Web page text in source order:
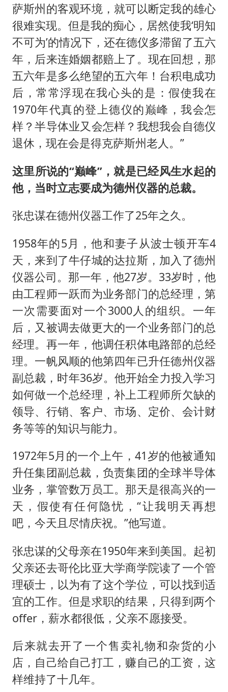
萨斯州的客观环境，就可以断定我的雄心
很难实现。但是我的痴心，居然使我‘明知
不可为’的情况下，还在德仪多滞留了五六
年，后来连婚姻都赔上了。现在回想，那
五六年是多么绝望的五六年！台积电成功
后，常常浮现在我心头的是：假使我在
1970年代真的登上德仪的巅峰，我会怎
样？半导体业又会怎样？我想我会自德仪
退休，现在会是得克萨斯州老人。”
这里所说的“巅峰”，就是已经风生水起的
他，当时立志要成为德州仪器的总裁。
张忠谋在德州仪器工作了25年之久。
1958年的5月，他和妻子从波士顿开车4
天，来到了牛仔城的达拉斯，加入了德州
仪器公司。那一年，他27岁。33岁时，他
由工程师一跃而为业务部门的总经理，第
一次需要面对一个3000人的组织。一年
后，又被调去做更大的一个业务部门的总
经理。再一年，他调任积体电路部的总经
理。一帆风顺的他第四年已升任德州仪器
副总裁，时年36岁。他开始全力投入学习
如何做一个总经理，补上工程师所欠缺的
领导、行销、客户、市场、定价、会计财
务等等的知识与能力。
1972年5月的一个上午，41岁的他被通知
升任集团副总裁，负责集团的全球半导体
业务，掌管数万员工。那天是很高兴的一
天，假使有任何隐忧，“让我明天再想
吧，今天且尽情庆祝。”他写道。
张忠谋的父母亲在1950年来到美国。起初
父亲还去哥伦比亚大学商学院读了一个管
理硕士，以为有了这个学位，可以找到适
宜的工作。但是求职的结果，只得到两个
offer，薪水都很低，父亲不愿接受。
后来就去开了一个售卖礼物和杂货的小
店，自己给自己打工，赚自己的工资，这
样维持了十几年。